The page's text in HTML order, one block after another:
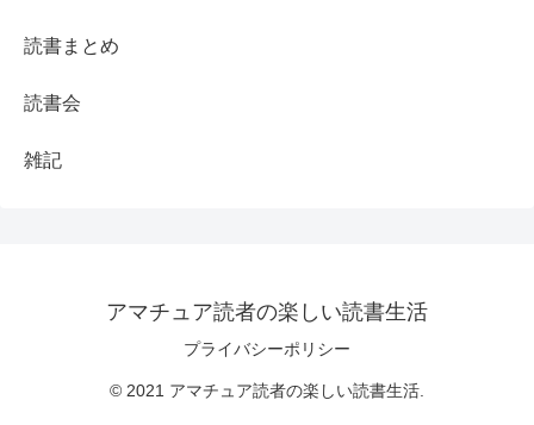
読書まとめ
読書会
雑記
アマチュア読者の楽しい読書生活
プライバシーポリシー
© 2021 アマチュア読者の楽しい読書生活.